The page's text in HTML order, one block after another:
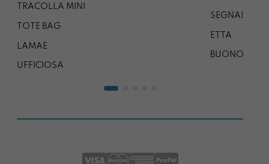
TRACOLLA MINI
TOTE BAG
LAMAE
UFFICIOSA
SEGNALIBRO
ETTA
BUONO